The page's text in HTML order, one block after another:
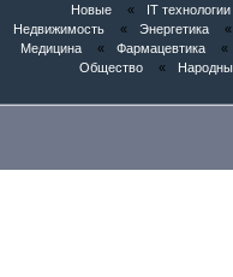
Новые « IT технологии
Недвижимость
« Энергетика «
Медицина
« Фармацевтика «
Общество
«